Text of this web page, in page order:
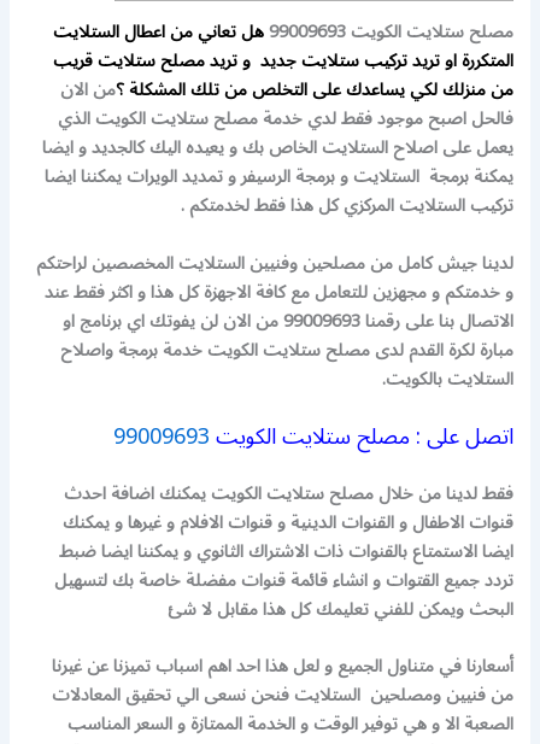
مصلح ستلايت الكويت 99009693 هل تعاني من اعطال الستلايت
المتكررة او تريد تركيب ستلايت جديد و تريد مصلح ستلايت قريب
من منزلك لكي يساعدك على التخلص من تلك المشكلة ؟من الان
فالحل اصبح موجود فقط لدي خدمة مصلح ستلايت الكويت الذي
يعمل على اصلاح الستلايت الخاص بك و يعيده اليك كالجديد و ايضا
يمكنة برمجة الستلايت و برمجة الرسيفر و تمديد الويراتيمكننا ايضا
تركيب الستلايت المركزي كل هذا فقط لخدمتكم .
لدينا جيش كامل من مصلحين وفنيين الستلايت المخصصين لراحتكم
و خدمتكم و مجهزين للتعامل مع كافة الاجهزةكل هذا و اكثر فقط عند
الاتصال بنا على رقمنا 99009693 من الان لن يفوتك اي برنامج او
مبارة لكرة القدملدى مصلح ستلايت الكويت خدمة برمجة واصلاح
الستلايت بالكويت.
اتصل على : مصلح ستلايت الكويت
فقط لدينا من خلال مصلح ستلايت الكويت يمكنك اضافة احدث
قنوات الاطفال و القنوات الدينية و قنوات الافلام و غيرهاو يمكنك
ايضا الاستمتاع بالقنوات ذات الاشتراك الثانوي و يمكننا ايضا ضبط
تردد جميع القتواتو انشاء قائمة قنوات مفضلة خاصة بك لتسهيل
البحث ويمكن للفني تعليمك كل هذا مقابل لا شئ
أسعارنا في متناول الجميع و لعل هذا احد اهم اسباب تميزنا عن غيرنا
من فنيين ومصلحين الستلايت فنحن نسعى الي تحقيق المعادلات
الصعبة الا و هي توفير الوقت و الخدمة الممتازة و السعر المناسب